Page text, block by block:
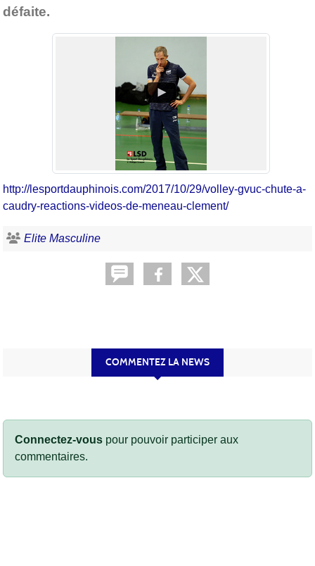
défaite.
http://lesportdauphinois.com/2017/10/29/volley-gvuc-chute-a-
caudry-reactions-videos-de-meneau-clement/
Elite Masculine
COMMENTEZ LA NEWS
Connectez-vous pour pouvoir participer aux
commentaires.